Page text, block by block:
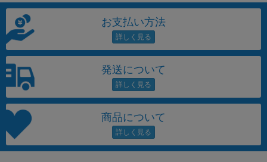
お支払い方法
発送について
商品について